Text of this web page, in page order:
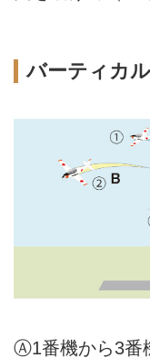
バーティカ
Ⓐ1番機から3番